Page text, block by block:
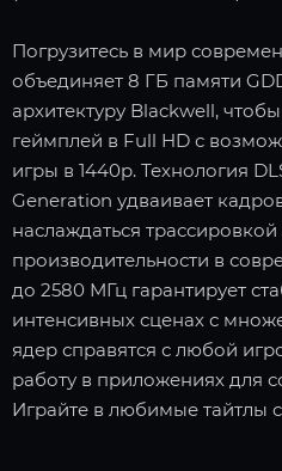
Погрузитесь в мир
объединяет 8 ГБ памяти
архитектуру Blackwell,
геймплей в Full HD с
игры в 1440p. Технология
Generation удваивает
наслаждаться
производительности в
до 2580 МГц гарантирует
интенсивных сценах с
ядер справятся с любой
работу в приложениях для
Играйте в любимые тайтлы